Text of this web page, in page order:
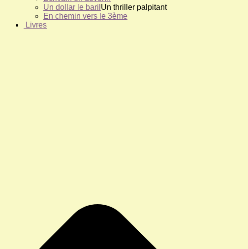
Un dollar le baril Un thriller palpitant
En chemin vers le 3ème
Livres